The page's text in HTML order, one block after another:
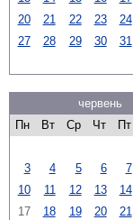
20
21 22 23 24
27
28 29 30 31
червень
Пн
Вт Ср Чт Пт
3
4 5 6 7
10
11 12 13 14
17
18 19 20 21